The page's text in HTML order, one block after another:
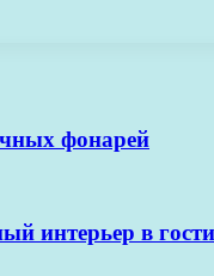
фонарей
интерьер в